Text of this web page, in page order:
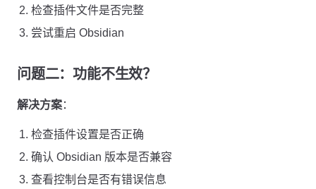
检查插件文件是否完整
尝试重启 Obsidian
问题二：功能不生效？
解决方案：
检查插件设置是否正确
确认 Obsidian 版本是否兼容
查看控制台是否有错误信息